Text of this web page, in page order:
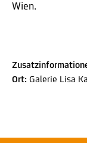
Wien.
Ort: Galerie Lisa